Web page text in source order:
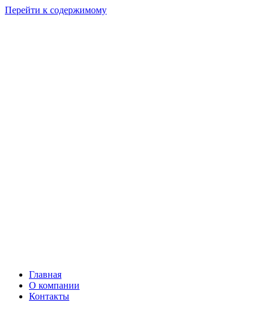
Перейти к содержимому
Главная
О компании
Контакты